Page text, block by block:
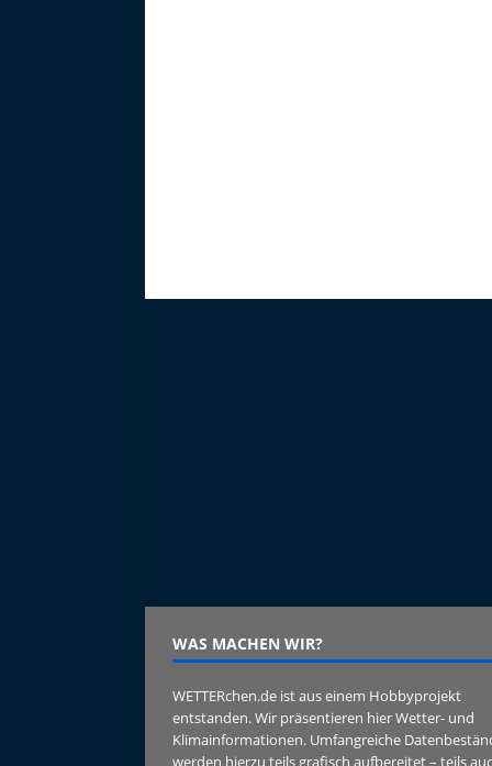
WAS MACHEN WIR?
WETTERchen.de ist aus einem Hobbyprojekt
entstanden. Wir präsentieren hier Wetter- und
Klimainformationen. Umfangreiche
werden hierzu teils grafisch aufbereitet – teils